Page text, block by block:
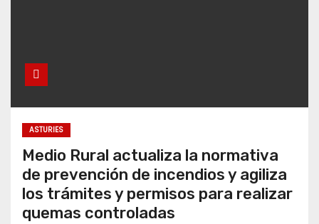
ASTURIES
Medio Rural actualiza la normativa
de prevención de incendios y agiliza
los trámites y permisos para realizar
quemas controladas